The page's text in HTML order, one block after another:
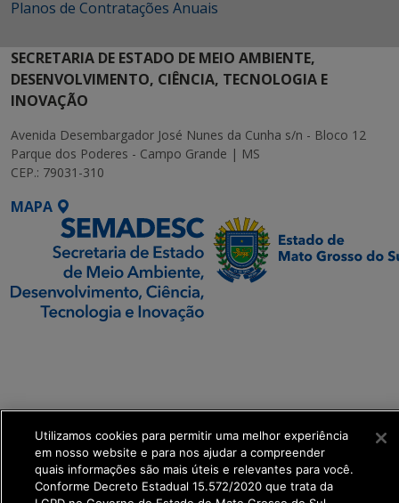
Planos de Contratações Anuais
SECRETARIA DE ESTADO DE MEIO AMBIENTE,
DESENVOLVIMENTO, CIÊNCIA, TECNOLOGIA E
INOVAÇÃO
Avenida Desembargador José Nunes da Cunha s/n - Bloco 12
Parque dos Poderes - Campo Grande | MS
CEP.: 79031-310
MAPA
get_footer();
Utilizamos cookies para permitir uma melhor experiência
em nosso website e para nos ajudar a compreender
quais informações são mais úteis e relevantes para você.
Conforme Decreto Estadual 15.572/2020 que trata da